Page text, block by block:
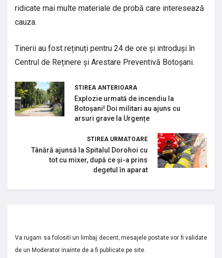
ridicate mai multe materiale de probă care interesează
cauza.
Tinerii au fost reținuți pentru 24 de ore și introduși în
Centrul de Reținere și Arestare Preventivă Botoșani.
STIREA ANTERIOARA
Explozie urmată de incendiu la
Botoșani! Doi militari au ajuns cu
arsuri grave la Urgențe
STIREA URMATOARE
Tânără ajunsă la Spitalul Dorohoi cu
tot cu mixer, după ce și-a prins
degetul în aparat
Va rugam sa folositi un limbaj decent; mesajele postate vor fi validate
de un Moderator inainte de a fi publicate pe site.